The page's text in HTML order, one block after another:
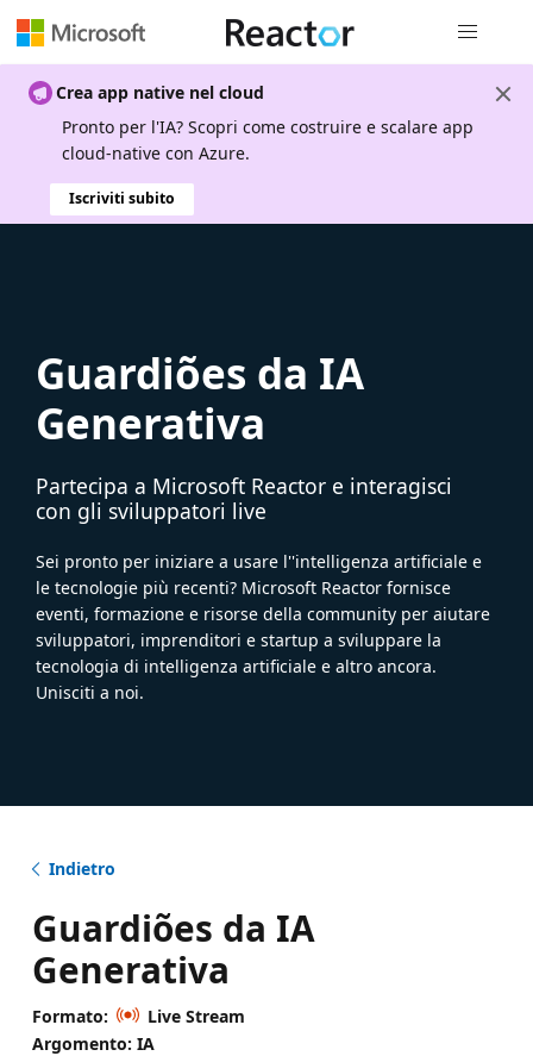
Crea app native nel cloud
Pronto per l'IA? Scopri come costruire e scalare app
cloud-native con Azure.
Iscriviti subito
Guardiões da IA
Generativa
Partecipa a Microsoft Reactor e interagisci
con gli sviluppatori live
Sei pronto per iniziare a usare l''intelligenza artificiale e
le tecnologie più recenti? Microsoft Reactor fornisce
eventi, formazione e risorse della community per aiutare
sviluppatori, imprenditori e startup a sviluppare la
tecnologia di intelligenza artificiale e altro ancora.
Unisciti a noi.
Indietro
Guardiões da IA
Generativa
Formato:
Live Stream
Argomento: IA